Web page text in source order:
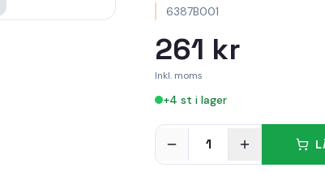
6387B001
261 kr
Inkl. moms
+4 st i lager
1